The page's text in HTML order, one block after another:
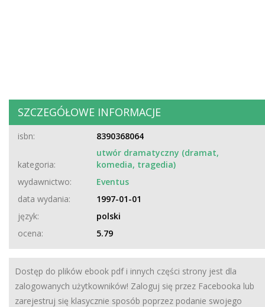
SZCZEGÓŁOWE INFORMACJE
isbn: 8390368064
kategoria:
utwór dramatyczny (dramat,
komedia, tragedia)
wydawnictwo:
Eventus
data wydania:
1997-01-01
język:
polski
ocena:
5.79
Dostęp do plików ebook pdf i innych części strony jest dla
zalogowanych użytkowników! Zaloguj się przez Facebooka lub
zarejestruj się klasycznie sposób poprzez podanie swojego